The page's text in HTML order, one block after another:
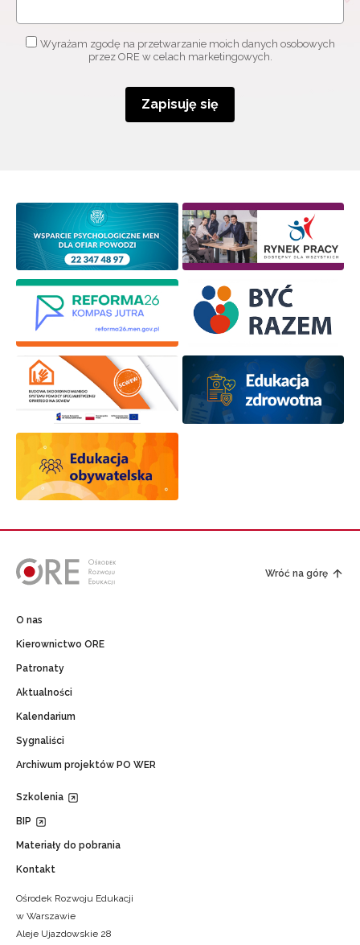
Wyrażam zgodę na przetwarzanie moich danych osobowych
przez ORE w celach marketingowych.
Zapisuję się
Wróć na górę
O nas
Kierownictwo ORE
Patronaty
Aktualności
Kalendarium
Sygnaliści
Archiwum projektów PO WER
Szkolenia
BIP
Materiały do pobrania
Kontakt
Ośrodek Rozwoju Edukacji
w Warszawie
Aleje Ujazdowskie 28